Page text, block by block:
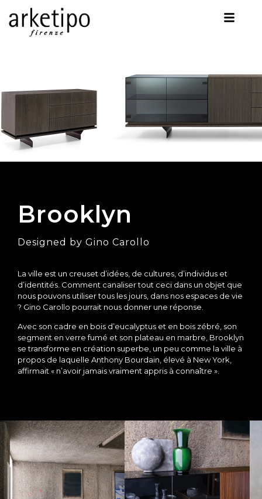
Brooklyn
Designed by Gino Carollo
La ville est un creuset d’idées, de cultures, d’individus et
d’identités. Comment canaliser tout ceci dans un objet que
nous pouvons utiliser tous les jours, dans nos espaces de vie
? Gino Carollo pourrait nous donner une réponse.
Avec son cadre en bois d’eucalyptus et en bois zébré, son
segment en verre fumé et son plateau en marbre, Brooklyn
se transforme en création superbe, un peu comme la ville à
propos de laquelle Anthony Bourdain, élevé à New York,
affirmait « n’avoir jamais vraiment appris à connaître ».